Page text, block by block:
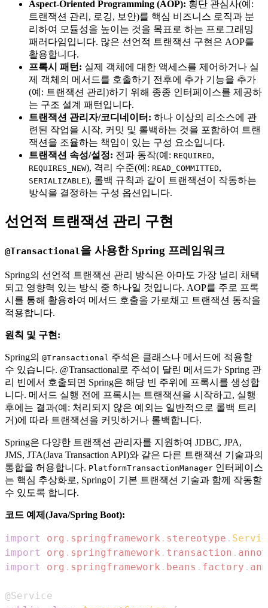
Aspect-Oriented Programming (AOP): 횡단 관심사(예:
트랜잭션 관리, 로깅, 보안)를 핵심 비즈니스 로직과 분
리하여 모듈성을 높이는 것을 목표로 하는 프로그래밍
패러다임입니다. 많은 선언적 트랜잭션 구현은 AOP를
활용합니다.
프록시 패턴: 실제 객체에 대한 액세스를 제어하거나 실
제 객체의 메서드를 호출하기 전후에 추가 기능을 추가
(예: 트랜잭션 관리)하기 위해 종종 인터페이스를 제공하
는 구조 설계 패턴입니다.
트랜잭션 관리자/코디네이터: 하나 이상의 리소스에 관
련된 작업을 시작, 커밋 및 롤백하는 것을 포함하여 트랜
잭션을 조율하는 책임이 있는 구성 요소입니다.
트랜잭션 속성/설정: 전파 동작(예: REQUIRED,
REQUIRES_NEW), 격리 수준(예: READ_COMMITTED,
SERIALIZABLE), 롤백 규칙과 같이 트랜잭션이 작동하는
방식을 결정하는 구성 옵션입니다.
선언적 트랜잭션 관리 구현
@Transactional을 사용한 Spring 프레임워크
Spring의 선언적 트랜잭션 관리 방식은 아마도 가장 널리 채택
되고 영향력 있는 방식 중 하나일 것입니다. AOP를 주로 프록
시를 통해 활용하여 메서드 호출을 가로채고 트랜잭션 동작을
적용합니다.
원칙 및 구현:
Spring의 @Transactional 주석은 클래스나 메서드에 적용할
수 있습니다. @Transactional로 주석이 달린 메서드가 Spring 관
리 빈에서 호출되면 Spring은 해당 빈 주위에 프록시를 생성합
니다. 메서드 실행 전에 프록시는 트랜잭션을 시작하고, 실행
후에는 결과(예: 처리되지 않은 예외는 일반적으로 롤백 트리
거)에 따라 트랜잭션을 커밋하거나 롤백합니다.
Spring은 다양한 트랜잭션 관리자를 지원하여 JDBC, JPA,
JMS, JTA(Java Transaction API)와 같은 다른 트랜잭션 기술과의
통합을 허용합니다. PlatformTransactionManager 인터페이스
는 핵심 추상화로, Spring이 기본 트랜잭션 기술과 함께 작동할
수 있도록 합니다.
코드 예제(Java/Spring Boot):
import org . springframework . stereotype .
import
org . springframework . transaction .
import
org . springframework . beans . factory .
@Service